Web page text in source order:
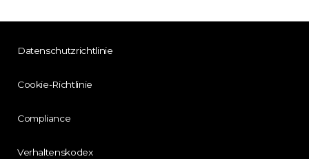
Datenschutzrichtlinie
Cookie-Richtlinie
Compliance
Verhaltenskodex